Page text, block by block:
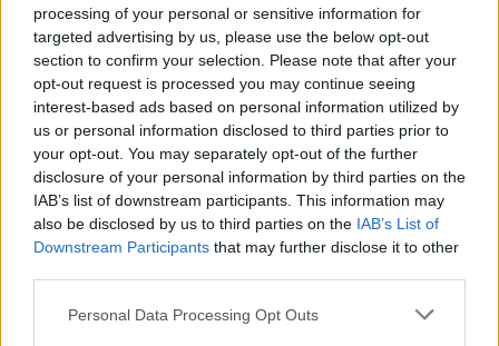
processing of your personal or sensitive information for
targeted advertising by us, please use the below opt-out
section to confirm your selection. Please note that after your
opt-out request is processed you may continue seeing
interest-based ads based on personal information utilized by
us or personal information disclosed to third parties prior to
your opt-out. You may separately opt-out of the further
disclosure of your personal information by third parties on the
IAB’s list of downstream participants. This information may
also be disclosed by us to third parties on the IAB’s List of
Downstream Participants that may further disclose it to other
Please note that this website/app uses one or more Google
Personal Data Processing Opt Outs
Σύμφωνα με την MG, η επένδυση αναμένεται να ενισχύσει
σημαντικά και την τοπική εφοδιαστική αλυσίδα,
δημιουργώντας νέες συνεργασίες με προμηθευτές και
βιομηχανικούς εταίρους.Ωστόσο, άγνωστο παραμένει
ακόμη ποια ακριβώς μοντέλα θα παράγονται στις